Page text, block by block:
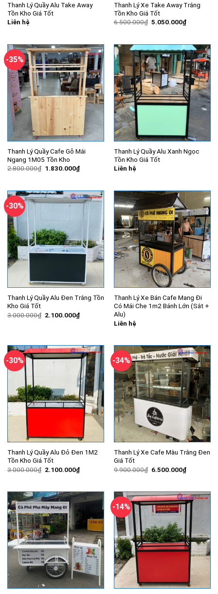
Thanh Lý Quầy Alu Take Away
Tồn Kho Giá Tốt
Liên hệ
Thanh Lý Xe Take Away Trắng
Tồn Kho Giá Tốt
6.500.000₫ Giá
5.050.000₫Giá
hiện
-35%
Thanh Lý Quầy Cafe Gỗ Mái
Ngang 1M05 Tồn Kho
2.800.000₫ Giá
1.830.000₫Giá
hiện
1.830.000₫.
Thanh Lý Quầy Alu Xanh Ngọc
Tồn Kho Giá Tốt
Liên hệ
-30%
Thanh Lý Quầy Alu Đen Trắng Tồn
Kho Giá Tốt
3.000.000₫ Giá
2.100.000₫Giá
hiện
Thanh Lý Xe Bán Cafe Mang Đi
Có Mái Che 1m2 Bánh Lớn (Sắt +
Alu)
Liên hệ
-30%
Thanh Lý Quầy Alu Đỏ Đen 1M2
Tồn Kho Giá Tốt
3.000.000₫ Giá
2.100.000₫Giá
hiện
2.100.000₫.
-34%
Thanh Lý Xe Cafe Màu Trắng Đen
Giá Tốt
9.900.000₫ Giá
6.500.000₫Giá
hiện
-14%